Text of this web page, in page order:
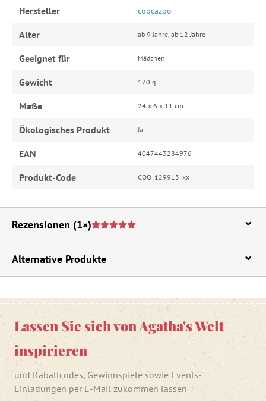
Hersteller coocazoo
Alter ab 9 Jahre, ab 12 Jahre
Geeignet für Mädchen
Gewicht 170 g
Maße 24 x 6 x 11 cm
Ökologisches Produkt Ja
EAN 4047443284976
Produkt-Code COO_129913_xx
Rezensionen (1×)
Alternative Produkte
Lassen Sie sich von Agatha's Welt
inspirieren
und Rabattcodes, Gewinnspiele sowie Events-
Einladungen per E-Mail zukommen lassen